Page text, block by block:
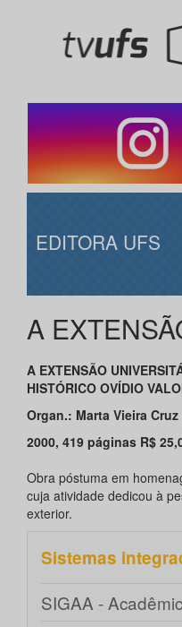
EDITORA UFS
A
A EXTENSÃO
HISTÓRICO OVÍDIO
Organ.: Marta Vieira
2000, 419 páginas R$
Obra póstuma em
cuja atividade dedicou à
exterior.
Sistemas
SIGAA -